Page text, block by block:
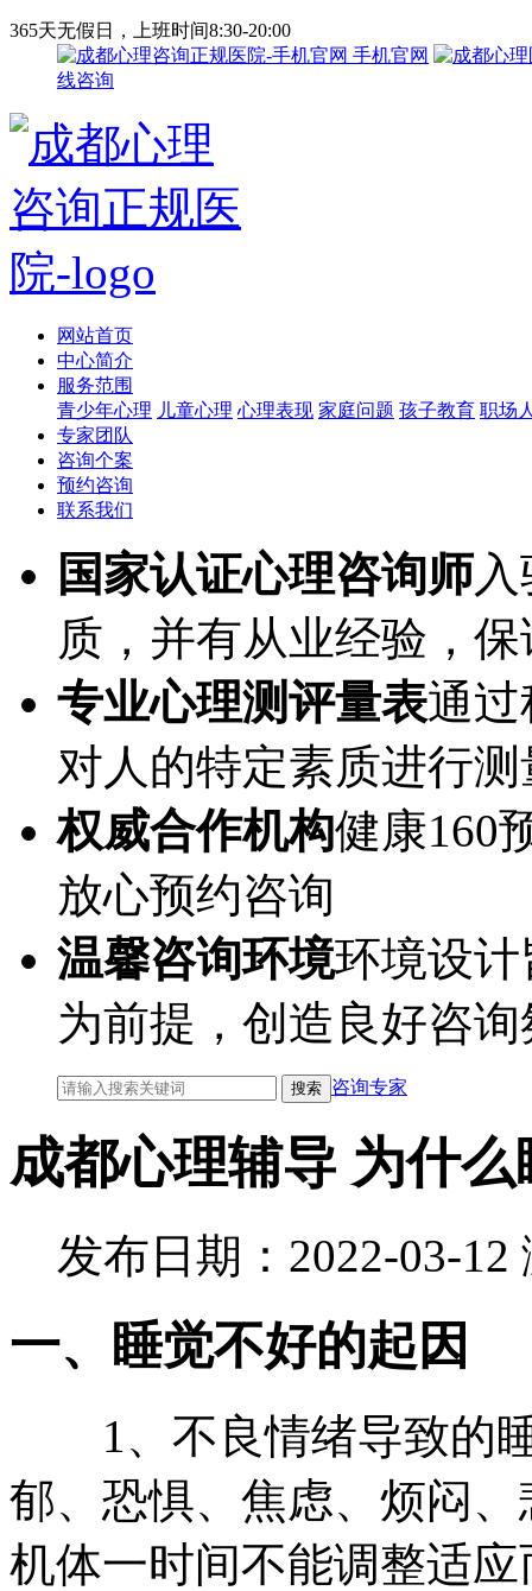
365天无假日，上班时间8:30-20:00
手机官网
线咨询
网站首页
中心简介
服务范围
青少年心理 儿童心理 心理表现 家庭问题 孩子教育 职场
专家团队
咨询个案
预约咨询
联系我们
国家认证心理咨询师
质，并有从业经验，
专业心理测评量表通
对人的特定素质进行
权威合作机构健康160
放心预约咨询
温馨咨询环境环境设
为前提，创造良好咨
咨询专家
成都心理辅导 为什
发布日期：2022-03-12
一、睡觉不好的起因
1、不良情绪导致的睡
郁、恐惧、焦虑、烦闷
机体一时间不能调整适